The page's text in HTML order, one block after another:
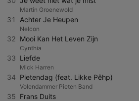
Martin Groenewold
31 Achter Je Heupen
Nelcon
32 Mooi Kan Het Leven Zijn
Cynthia
33 Liefde
Mick Harren
34 Pietendag (feat. Likke Pêhp)
Volendammer Pieten Band
35 Frans Duits